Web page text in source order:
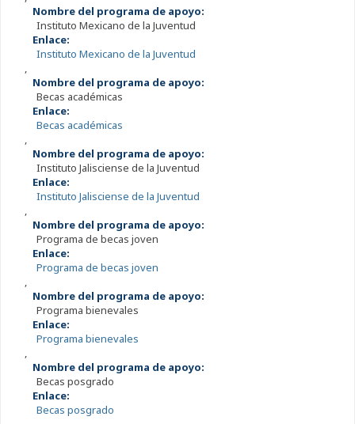
Nombre del programa de apoyo:
Instituto Mexicano de la Juventud
Enlace:
Instituto Mexicano de la Juventud
,
Nombre del programa de apoyo:
Becas académicas
Enlace:
Becas académicas
,
Nombre del programa de apoyo:
Instituto Jalisciense de la Juventud
Enlace:
Instituto Jalisciense de la Juventud
,
Nombre del programa de apoyo:
Programa de becas joven
Enlace:
Programa de becas joven
,
Nombre del programa de apoyo:
Programa bienevales
Enlace:
Programa bienevales
,
Nombre del programa de apoyo:
Becas posgrado
Enlace:
Becas posgrado